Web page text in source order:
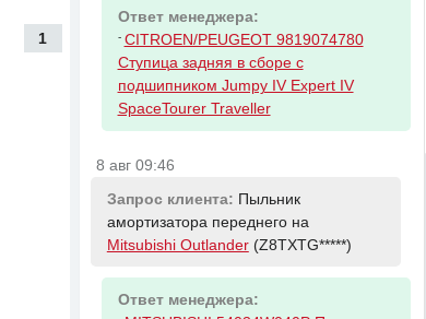
1
Ответ менеджера:
- CITROEN/PEUGEOT 9819074780
Ступица задняя в сборе с
подшипником Jumpy IV Expert IV
SpaceTourer Traveller
8 авг 09:46
Запрос клиента: Пыльник
амортизатора переднего на
Mitsubishi Outlander(Z8TXTG*****)
Ответ менеджера: